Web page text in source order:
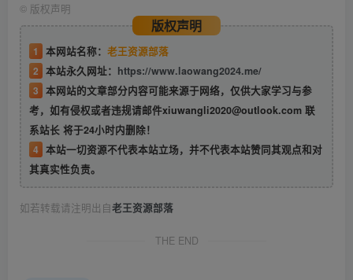
© 版权声明
版权声明
1 本网站名称： 老王资源部落
2 本站永久网址： https://www.laowang2024.me/
3 本网站的文章部分内容可能来源于网络，仅供大家学习与参
考，如有侵权或者违规请邮件xiuwangli2020@outlook.com 联
系站长 将于24小时内删除！
4 本站一切资源不代表本站立场，并不代表本站赞同其观点和对
其真实性负责。
如若转载请注明出自老王资源部落
THE END